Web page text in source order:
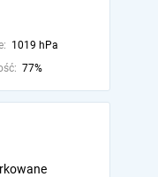
1019 hPa
77%